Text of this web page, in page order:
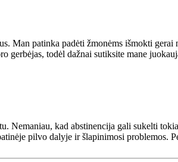
Man patinka padėti žmonėms išmokti
gerbėjas, todėl dažnai sutiksite mane
Nemaniau, kad abstinencija gali sukelti
pilvo dalyje ir šlapinimosi problemos.